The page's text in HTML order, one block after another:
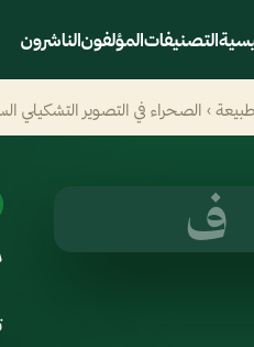
التصنيفاتالمؤلفونالناشرون
› الصحراء في التصوير التشكيلي
ف